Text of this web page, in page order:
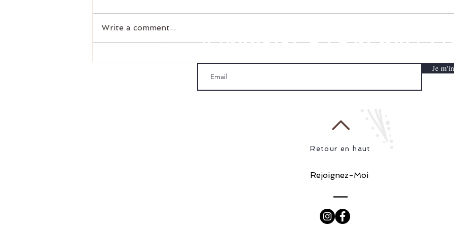
Write a comment...
S'inscrire à la
Je
Retour en haut
Rejoignez-Moi